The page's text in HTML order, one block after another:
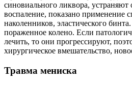
синовиального ликвора,
воспаление, показано применение
наколенников, эластического
пораженное колено. Если
лечить, то они прогрессируют,
хирургическое вмешательство,
Травма мениска